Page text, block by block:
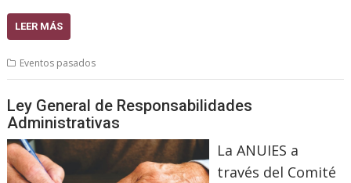
LEER MÁS
Eventos pasados
Ley General de Responsabilidades
Administrativas
La ANUIES a
través del Comité